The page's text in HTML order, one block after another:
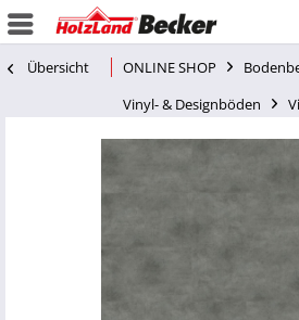
Übersicht ONLINE SHOP
Vinyl- & Designböden